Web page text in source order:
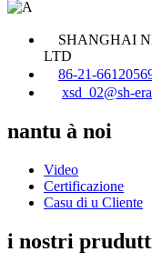
SHANGHAI
LTD
86-21-
xsd_02@sh-
nantu à noi
Video
Certificazione
Casu di u Cliente
i nostri